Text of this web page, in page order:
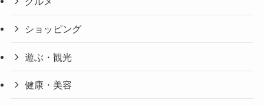
ショッピング
遊ぶ・観光
健康・美容